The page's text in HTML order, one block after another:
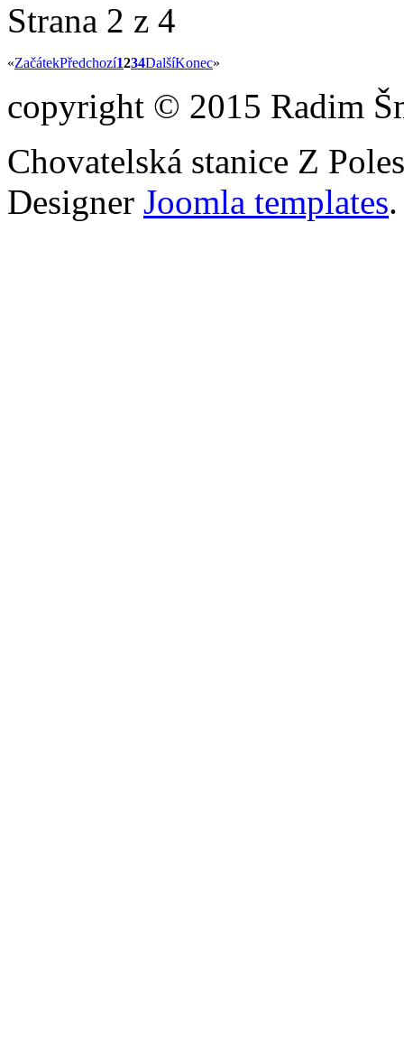
Strana 2 z 4
«ZačátekPředchozí1234DalšíKonec»
copyright © 2015 Radim
Chovatelská stanice Z
Designer Joomla templates.